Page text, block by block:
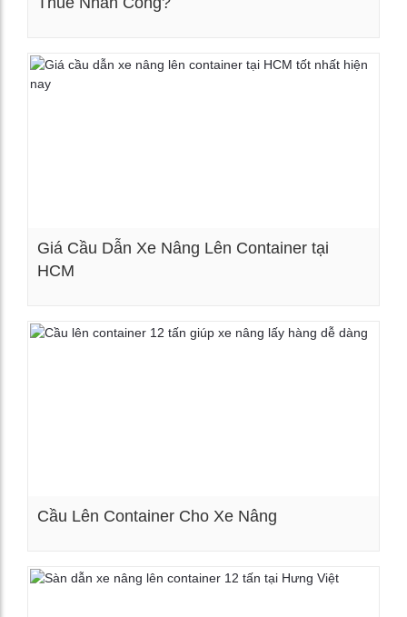
Giá Cầu Dẫn Xe Nâng Lên Container tại
HCM
Cầu Lên Container Cho Xe Nâng